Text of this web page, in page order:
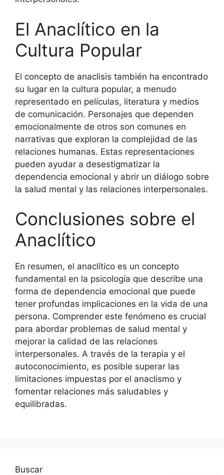
El Anaclítico en la
Cultura Popular
El concepto de anaclisis también ha encontrado
su lugar en la cultura popular, a menudo
representado en películas, literatura y medios
de comunicación. Personajes que dependen
emocionalmente de otros son comunes en
narrativas que exploran la complejidad de las
relaciones humanas. Estas representaciones
pueden ayudar a desestigmatizar la
dependencia emocional y abrir un diálogo sobre
la salud mental y las relaciones interpersonales.
Conclusiones sobre el
Anaclítico
En resumen, el anaclítico es un concepto
fundamental en la psicología que describe una
forma de dependencia emocional que puede
tener profundas implicaciones en la vida de una
persona. Comprender este fenómeno es crucial
para abordar problemas de salud mental y
mejorar la calidad de las relaciones
interpersonales. A través de la terapia y el
autoconocimiento, es posible superar las
limitaciones impuestas por el anaclismo y
fomentar relaciones más saludables y
equilibradas.
Buscar